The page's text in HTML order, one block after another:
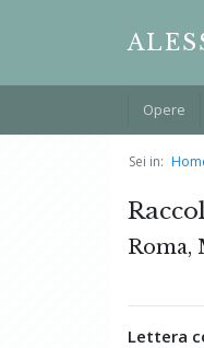
Opere
Sei in:
Roma,
Lettera